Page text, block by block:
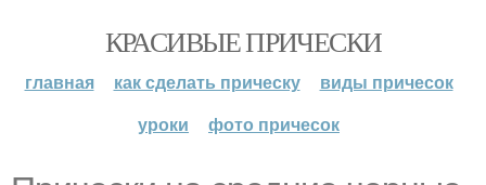
КРАСИВЫЕ ПРИЧЕСКИ
главная как сделать прическу
виды причесок
уроки
фото причесок